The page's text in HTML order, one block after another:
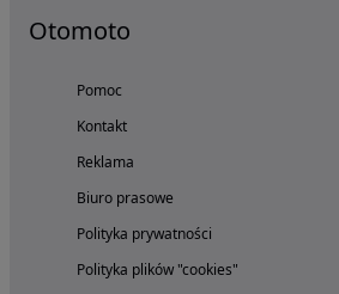
Otomoto
Pomoc
Kontakt
Reklama
Biuro prasowe
Polityka prywatności
Polityka plików "cookies"